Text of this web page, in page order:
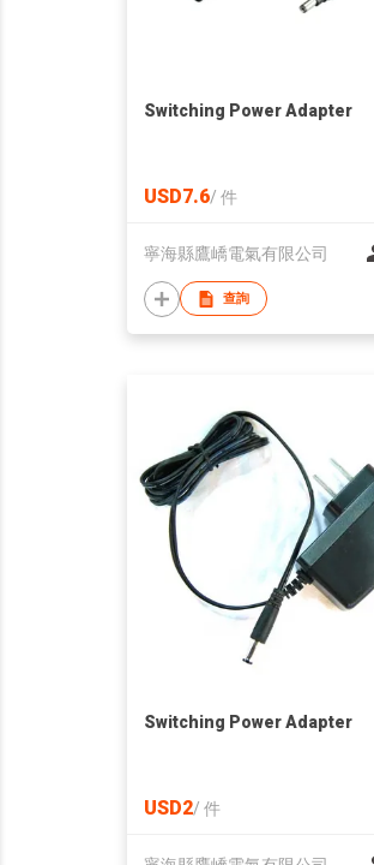
Switching Power Adapter
USD7.6/ 件
寧海縣鷹嶠電氣有限公司
查詢
Switching Power Adapter
USD2/ 件